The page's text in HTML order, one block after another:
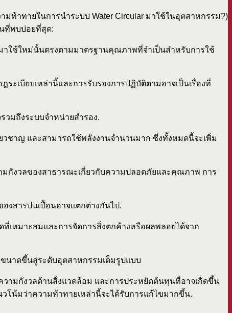
ามท้าทายในการนำระบบ Water Circular มาใช้ในอุตสาหกรรม?)
ที่พบบ่อยที่สุด:
าใช้ใหม่นั้นตรงตามมาตรฐานคุณภาพที่จำเป็นสำหรับการใช้
เบียบเหล่านี้และการรับรองการปฏิบัติตามอาจเป็นเรื่องที่
วมถึงระบบจำหน่ายสำรอง.
ชาญ และสามารถใช้พลังงานจำนวนมาก ซึ่งทั้งหมดนี้จะเพิ่ม
กังวลของสาธารณะเกี่ยวกับความปลอดภัยและคุณภาพ การ
งสารปนเปื้อนอาจแตกต่างกันไป.
เหมาะสมและการจัดการสิ่งตกค้างหรือผลพลอยได้จาก
นาดขึ้นสู่ระดับอุตสาหกรรมเต็มรูปแบบ
ามกังวลด้านสิ่งแวดล้อม และการประหยัดต้นทุนที่อาจเกิดขึ้น
โน้มว่าความท้าทายเหล่านี้จะได้รับการแก้ไขมากขึ้น.